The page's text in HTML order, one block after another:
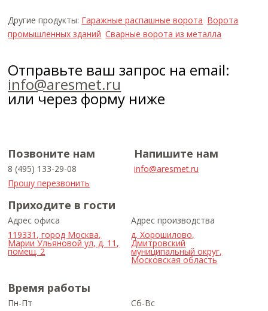
Другие продукты: Гаражные распашные ворота Ворота
промышленных зданий Сварные ворота из металла
Отправьте ваш запрос на email:
info@aresmet.ru
или через форму ниже
Позвоните нам
8 (495) 133-29-08
Прошу перезвонить
Напишите нам
info@aresmet.ru
Приходите в гости
Адрес офиса
119331, город Москва,
Марии Ульяновой ул, д. 11,
помещ. 2
Адрес производства
д. Хорошилово,
Дмитровский
муниципальный округ,
Московская область
Время работы
Пн-Пт
Сб-Вс